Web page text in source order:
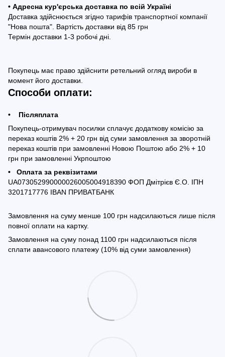
• Адресна кур'єрська доставка по всій Україні
Доставка здійснюється згідно тарифів транспортної компанії
"Нова пошта". Вартість доставки від 85 грн
Термін доставки 1-3 робочі дні.
Покупець має право здійснити ретельний огляд вироби в
момент його доставки.
Способи оплати:
• Післяплата
Покупець-отримувач посилки сплачує додаткову комісію за
переказ коштів 2% + 20 грн від суми замовлення за зворотній
переказ коштів при замовленні Новою Поштою або 2% + 10
грн при замовленні Укрпоштою
• Оплата за реквізитами
UA073052990000026005004918390 ФОП Дмітрієв Є.О. ІПН
3201717776 IBAN ПРИВАТБАНК
Замовлення на суму менше 100 грн надсилаються лише після
повної оплати на картку.
Замовлення на суму понад 1100 грн надсилаються після
сплати авансового платежу (10% від суми замовлення)